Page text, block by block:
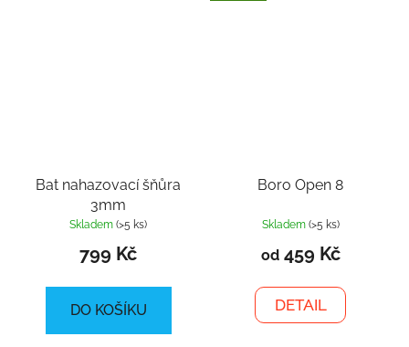
Bat nahazovací šňůra
3mm
Skladem(>5 ks)
799 Kč
DO KOŠÍKU
Boro Open 8
Skladem (>5 ks)
od459 Kč
DETAIL